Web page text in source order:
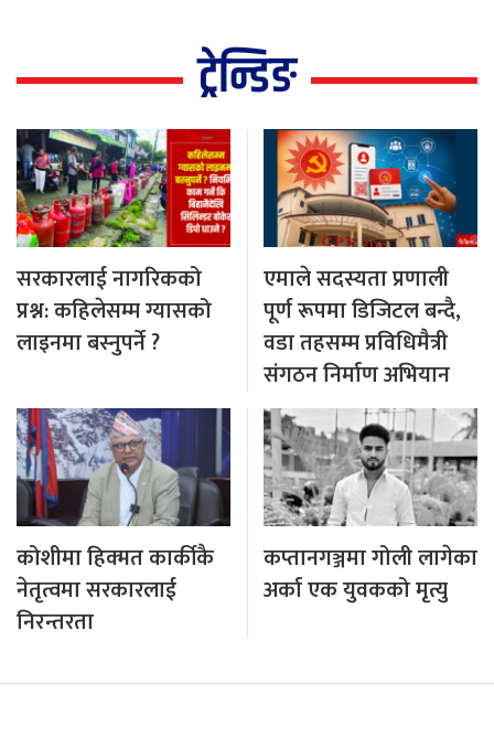
ट्रेन्डिङ
सरकारलाई नागरिकको
प्रश्न: कहिलेसम्म ग्यासको
लाइनमा बस्नुपर्ने ?
एमाले सदस्यता प्रणाली
पूर्ण रूपमा डिजिटल बन्दै,
वडा तहसम्म प्रविधिमैत्री
संगठन निर्माण अभियान
कोशीमा हिक्मत कार्कीकै
नेतृत्वमा सरकारलाई
निरन्तरता
कप्तानगञ्जमा गोली लागेका
अर्का एक युवकको मृत्यु